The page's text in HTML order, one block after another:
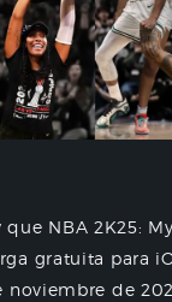
NBA 2K25:
gratuita para
noviembre de